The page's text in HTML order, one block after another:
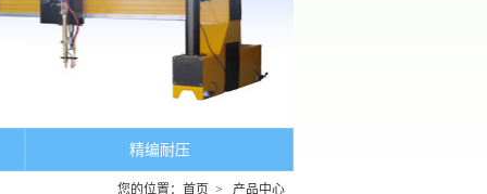
精编耐压
您的位置： 首页 > 产品中心